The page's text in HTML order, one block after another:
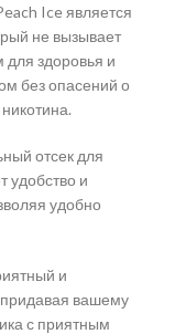
Ice является
не вызывает
здоровья и
без опасений о
отсек для
удобство и
удобно
и
вашему
с приятным